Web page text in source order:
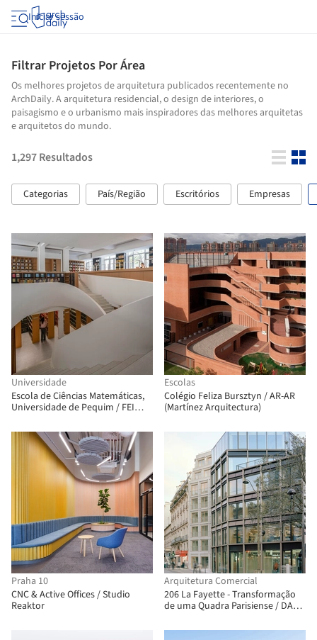
Iniciar sessão
Filtrar Projetos Por Área
Os melhores projetos de arquitetura publicados recentemente no
ArchDaily. A arquitetura residencial, o design de interiores, o
paisagismo e o urbanismo mais inspiradores das melhores arquitetas
e arquitetos do mundo.
1,297Resultados
Categorias País/Região Escritórios Empresas
Universidade
Escola de Ciências Matemáticas,
Universidade de Pequim / FEI
Escolas
Colégio Feliza Bursztyn / AR-AR
(Martínez Arquitectura)
Praha 10
CNC & Active Offices / Studio
Reaktor
Arquitetura Comercial
206 La Fayette - Transformação
de uma Quadra Parisiense / DATA
architecture